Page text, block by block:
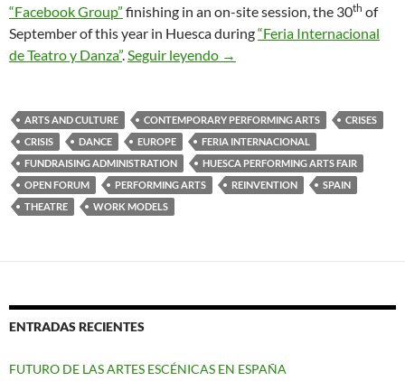
“Facebook Group” finishing in an on-site session, the 30th of
September of this year in Huesca during“Feria Internacional
de Teatro y Danza”.Seguir leyendo Challenging the Crisis in
→
ARTS AND CULTURE CONTEMPORARY PERFORMING ARTS
CRISES
CRISIS
DANCE EUROPE
FERIA INTERNACIONAL
FUNDRAISING ADMINISTRATION
HUESCA PERFORMING ARTS FAIR
OPEN FORUM
PERFORMING ARTS REINVENTION
SPAIN
THEATRE
WORK MODELS
ENTRADAS RECIENTES
FUTURO DE LAS ARTES ESCÉNICAS EN ESPAÑA